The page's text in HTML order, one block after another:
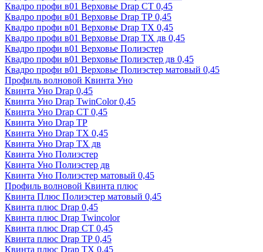
Квадро профи в01 Верховье Drap СТ 0,45
Квадро профи в01 Верховье Drap ТР 0,45
Квадро профи в01 Верховье Drap ТХ 0,45
Квадро профи в01 Верховье Drap ТХ дв 0,45
Квадро профи в01 Верховье Полиэстер
Квадро профи в01 Верховье Полиэстер дв 0,45
Квадро профи в01 Верховье Полиэстер матовый 0,45
Профиль волновой Квинта Уно
Квинта Уно Drap 0,45
Квинта Уно Drap TwinColor 0,45
Квинта Уно Drap СТ 0,45
Квинта Уно Drap ТР
Квинта Уно Drap ТХ 0,45
Квинта Уно Drap ТХ дв
Квинта Уно Полиэстер
Квинта Уно Полиэстер дв
Квинта Уно Полиэстер матовый 0,45
Профиль волновой Квинта плюс
Квинта Плюс Полиэстер матовый 0,45
Квинта плюс Drap 0,45
Квинта плюс Drap Twincolor
Квинта плюс Drap СТ 0,45
Квинта плюс Drap ТР 0,45
Квинта плюс Drap ТХ 0,45